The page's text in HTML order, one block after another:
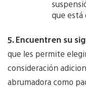
que está
5. Encuentren su
que les permite
consideración
abrumadora como